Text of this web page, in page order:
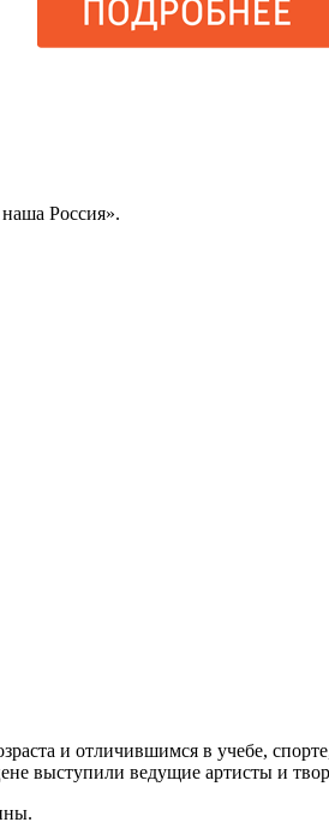
Россия».
и отличившимся в учебе,
выступили ведущие артисты и